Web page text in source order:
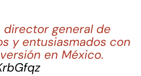
director general de
y entusiasmados con
en México.